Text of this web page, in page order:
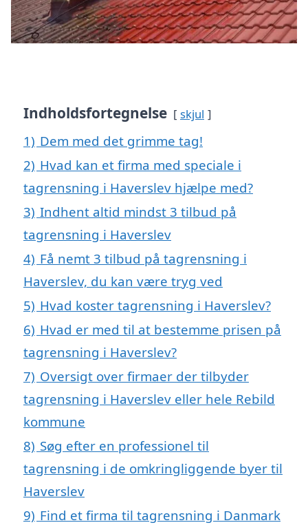
Indholdsfortegnelse skjul
1) Dem med det grimme tag!
2) Hvad kan et firma med speciale i
tagrensning i Haverslev hjælpe med?
3) Indhent altid mindst 3 tilbud på
tagrensning i Haverslev
4) Få nemt 3 tilbud på tagrensning i
Haverslev, du kan være tryg ved
5) Hvad koster tagrensning i Haverslev?
6) Hvad er med til at bestemme prisen på
tagrensning i Haverslev?
7) Oversigt over firmaer der tilbyder
tagrensning i Haverslev eller hele Rebild
kommune
8) Søg efter en professionel til
tagrensning i de omkringliggende byer til
Haverslev
9) Find et firma til tagrensning i Danmark